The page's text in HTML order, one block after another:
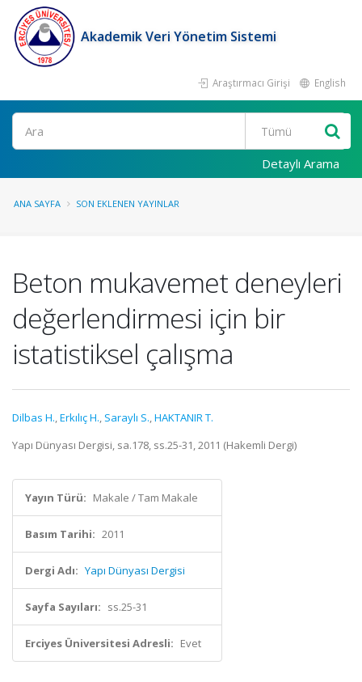
Akademik Veri Yönetim Sistemi
Araştırmacı Girişi English
Ara
Detaylı Arama
ANA SAYFA SON EKLENEN YAYINLAR
Beton mukavemet deneyleri
değerlendirmesi için bir
istatistiksel çalışma
Dilbas H.,Erkılıç H., Saraylı S.,HAKTANIR T.
Yapı Dünyası Dergisi, sa.178, ss.25-31, 2011 (Hakemli Dergi)
Yayın Türü: Makale / Tam Makale
Basım Tarihi: 2011
Dergi Adı: Yapı Dünyası Dergisi
Sayfa Sayıları: ss.25-31
Erciyes Üniversitesi Adresli: Evet